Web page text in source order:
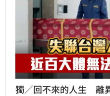
獨／回不來的人生 離